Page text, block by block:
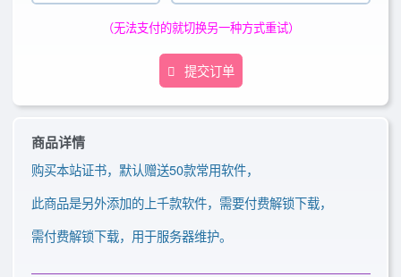
（无法支付的就切换另一种方式重试）
提交订单
商品详情
购买本站证书，默认赠送50款常用软件，
此商品是另外添加的 上千款软件，需要付费解锁下载，
需付费解锁下载，用于服务器维护。